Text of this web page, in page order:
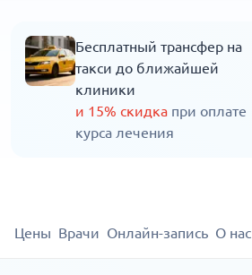
Бесплатный трансфер на
такси до ближайшей
клиники
и 15% скидка при оплате
курса лечения
Цены Врачи Онлайн-запись О нас